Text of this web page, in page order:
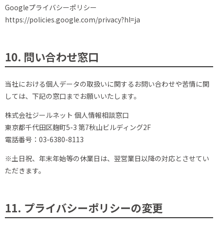
Googleプライバシーポリシー
https://policies.google.com/privacy?hl=ja
10. 問い合わせ窓口
当社における個人データの取扱いに関するお問い合わせや苦情に関
しては、下記の窓口までお願いいたします。
株式会社ジールネット 個人情報相談窓口
東京都千代田区麹町5-3 第7秋山ビルディング2F
電話番号：03-6380-8113
※土日祝、年末年始等の休業日は、翌営業日以降の対応とさせてい
ただきます。
11. プライバシーポリシーの変更